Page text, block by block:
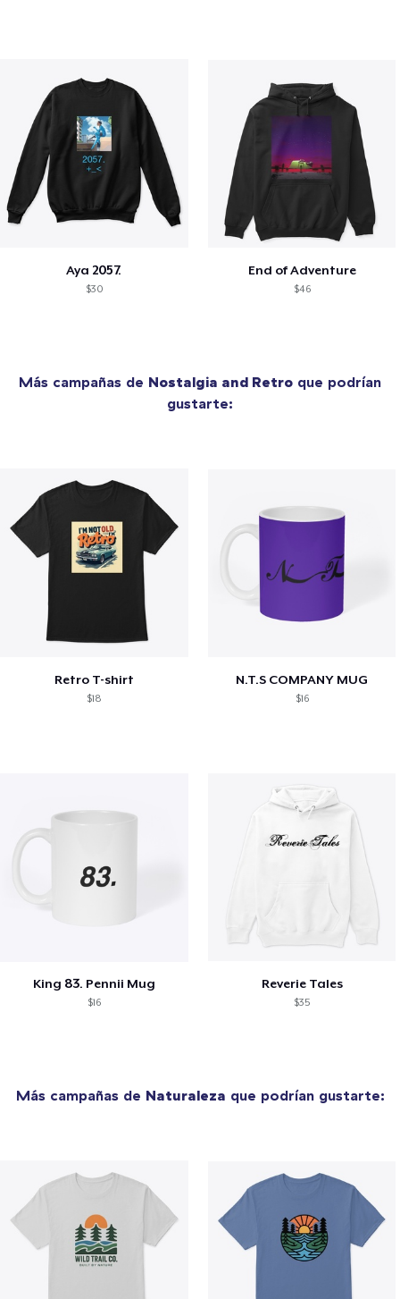
Aya 2057.
$30
End of Adventure
$46
Más campañas de Nostalgia and Retro que podrían
gustarte:
Retro T-shirt
$18
N.T.S COMPANY MUG
$16
King 83. Pennii Mug
$16
Reverie Tales
$35
Más campañas de Naturaleza que podrían gustarte: